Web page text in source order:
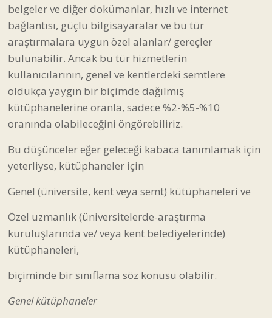
belgeler ve diğer dokümanlar, hızlı ve internet
bağlantısı, güçlü bilgisayaralar ve bu tür
araştırmalara uygun özel alanlar/ gereçler
bulunabilir. Ancak bu tür hizmetlerin
kullanıcılarının, genel ve kentlerdeki semtlere
oldukça yaygın bir biçimde dağılmış
kütüphanelerine oranla, sadece %2-%5-%10
oranında olabileceğini öngörebiliriz.
Bu düşünceler eğer geleceği kabaca tanımlamak için
yeterliyse, kütüphaneler için
Genel (üniversite, kent veya semt) kütüphaneleri ve
Özel uzmanlık (üniversitelerde-araştırma
kuruluşlarında ve/ veya kent belediyelerinde)
kütüphaneleri,
biçiminde bir sınıflama söz konusu olabilir.
Genel kütüphaneler